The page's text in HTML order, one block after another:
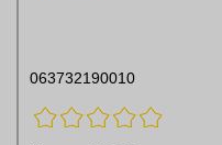
063732190010